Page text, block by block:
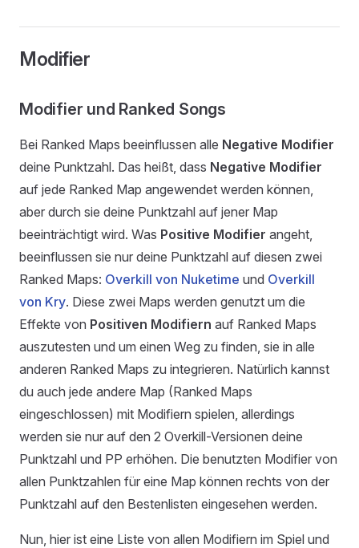
Modifier
Modifier und Ranked Songs
Bei Ranked Maps beeinflussen alle Negative Modifier
deine Punktzahl. Das heißt, dass Negative Modifier
auf jede Ranked Map angewendet werden können,
aber durch sie deine Punktzahl auf jener Map
beeinträchtigt wird. Was Positive Modifier angeht,
beeinflussen sie nur deine Punktzahl auf diesen zwei
Ranked Maps: Overkill von Nuketime und Overkill
von Kry. Diese zwei Maps werden genutzt um die
Effekte von Positiven Modifiern auf Ranked Maps
auszutesten und um einen Weg zu finden, sie in alle
anderen Ranked Maps zu integrieren. Natürlich kannst
du auch jede andere Map (Ranked Maps
eingeschlossen) mit Modifiern spielen, allerdings
werden sie nur auf den 2 Overkill-Versionen deine
Punktzahl und PP erhöhen. Die benutzten Modifier von
allen Punktzahlen für eine Map können rechts von der
Punktzahl auf den Bestenlisten eingesehen werden.
Nun, hier ist eine Liste von allen Modifiern im Spiel und